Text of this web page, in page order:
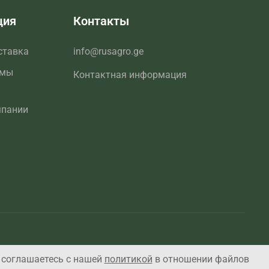
Контакты
info@rusagro.ge
Контактная информация
с нашей политикой в отношении файлов